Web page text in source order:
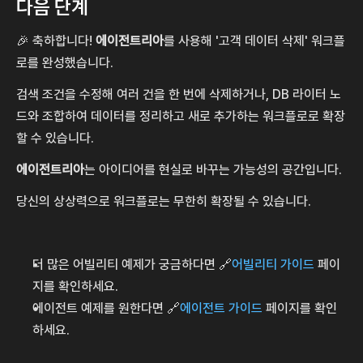
다음 단계
🎉 축하합니다! 에이전트리아를 사용해 '고객 데이터 삭제' 워크플
로를 완성했습니다.
검색 조건을 수정해 여러 건을 한 번에 삭제하거나, DB 라이터 노
드와 조합하여 데이터를 정리하고 새로 추가하는 워크플로로 확장
할 수 있습니다.
에이전트리아는 아이디어를 현실로 바꾸는 가능성의 공간입니다.
당신의 상상력으로 워크플로는 무한히 확장될 수 있습니다.
더 많은 어빌리티 예제가 궁금하다면 🔗어빌리티 가이드 페이
지를 확인하세요.
에이전트 예제를 원한다면 🔗에이전트 가이드 페이지를 확인
하세요.